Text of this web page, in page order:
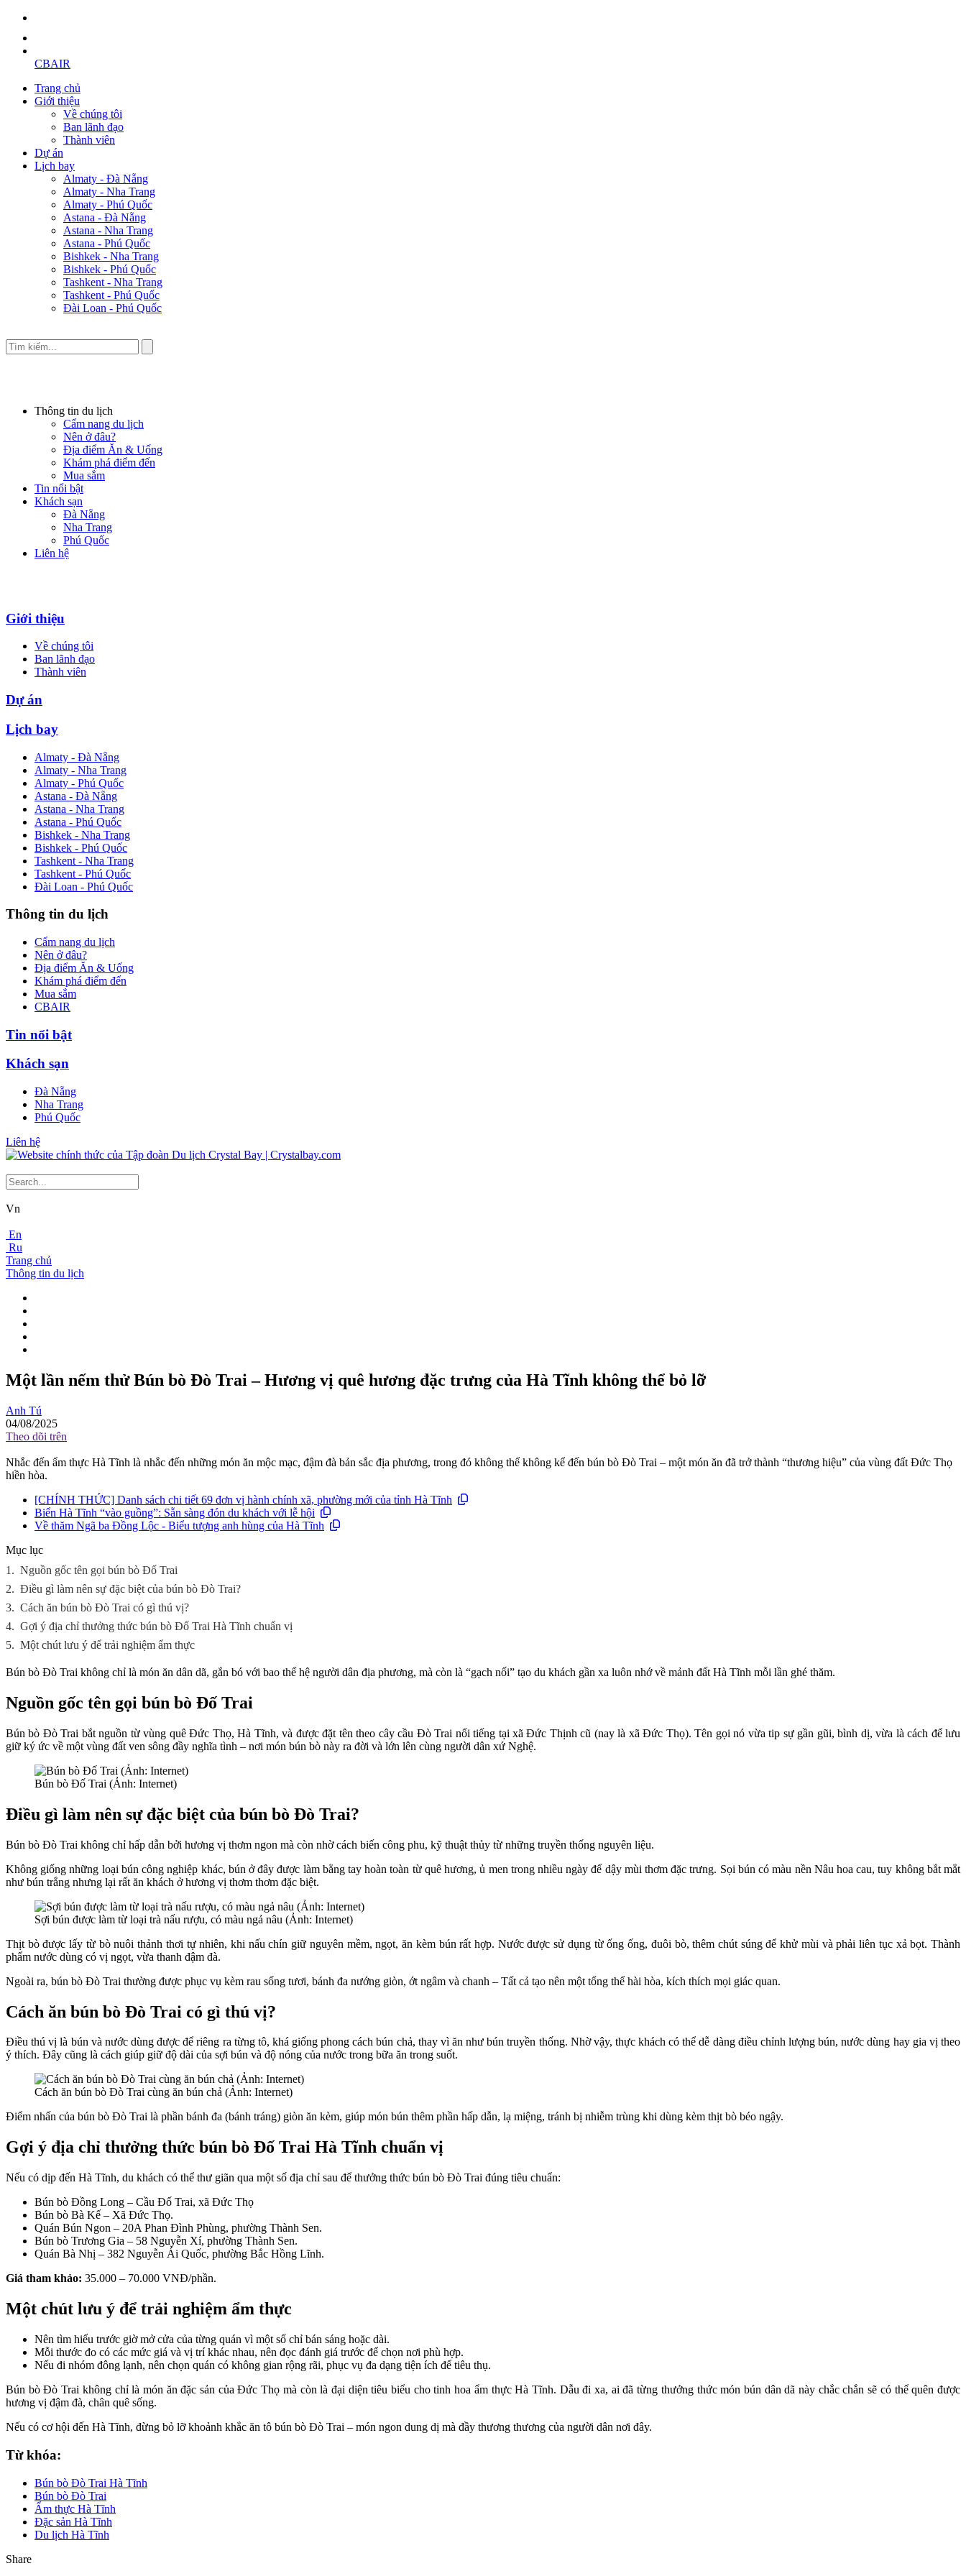
CBAIR
Trang chủ
Giới thiệu
Về chúng tôi
Ban lãnh đạo
Thành viên
Dự án
Lịch bay
Almaty - Đà Nẵng
Almaty - Nha Trang
Almaty - Phú Quốc
Astana - Đà Nẵng
Astana - Nha Trang
Astana - Phú Quốc
Bishkek - Nha Trang
Bishkek - Phú Quốc
Tashkent - Nha Trang
Tashkent - Phú Quốc
Đài Loan - Phú Quốc
Thông tin du lịch
Cẩm nang du lịch
Nên ở đâu?
Địa điểm Ăn & Uống
Khám phá điểm đến
Mua sắm
Tin nổi bật
Khách sạn
Đà Nẵng
Nha Trang
Phú Quốc
Liên hệ
Giới thiệu
Về chúng tôi
Ban lãnh đạo
Thành viên
Dự án
Lịch bay
Almaty - Đà Nẵng
Almaty - Nha Trang
Almaty - Phú Quốc
Astana - Đà Nẵng
Astana - Nha Trang
Astana - Phú Quốc
Bishkek - Nha Trang
Bishkek - Phú Quốc
Tashkent - Nha Trang
Tashkent - Phú Quốc
Đài Loan - Phú Quốc
Thông tin du lịch
Cẩm nang du lịch
Nên ở đâu?
Địa điểm Ăn & Uống
Khám phá điểm đến
Mua sắm
CBAIR
Tin nổi bật
Khách sạn
Đà Nẵng
Nha Trang
Phú Quốc
Liên hệ
Vn
En
Ru
Trang chủ
Thông tin du lịch
Một lần nếm thử Bún bò Đò Trai – Hương vị quê hương đặc trưng của Hà Tĩnh không thể bỏ lỡ
Anh Tú
04/08/2025
Theo dõi trên
Nhắc đến ẩm thực Hà Tĩnh là nhắc đến những món ăn mộc mạc, đậm đà bản sắc địa phương, trong đó không thể không kể đến bún bò Đò Trai – một món ăn đã trở thành “thương hiệu” của vùng đất Đức Thọ
hiền hòa.
[CHÍNH THỨC] Danh sách chi tiết 69 đơn vị hành chính xã, phường mới của tỉnh Hà Tĩnh
Biển Hà Tĩnh “vào guồng”: Sẵn sàng đón du khách với lễ hội
Về thăm Ngã ba Đồng Lộc - Biểu tượng anh hùng của Hà Tĩnh
Mục lục
1. Nguồn gốc tên gọi bún bò Đố Trai
2. Điều gì làm nên sự đặc biệt của bún bò Đò Trai?
3. Cách ăn bún bò Đò Trai có gì thú vị?
4. Gợi ý địa chỉ thưởng thức bún bò Đố Trai Hà Tĩnh chuẩn vị
5. Một chút lưu ý để trải nghiệm ẩm thực
Bún bò Đò Trai không chỉ là món ăn dân dã, gắn bó với bao thế hệ người dân địa phương, mà còn là “gạch nối” tạo du khách gần xa luôn nhớ về mảnh đất Hà Tĩnh mỗi lần ghé thăm.
Nguồn gốc tên gọi bún bò Đố Trai
Bún bò Đò Trai bắt nguồn từ vùng quê Đức Thọ, Hà Tĩnh, và được đặt tên theo cây cầu Đò Trai nổi tiếng tại xã Đức Thịnh cũ (nay là xã Đức Thọ). Tên gọi nó vừa tip sự gần gũi, bình dị, vừa là cách để lưu
giữ ký ức về một vùng đất ven sông đầy nghĩa tình – nơi món bún bò này ra đời và lớn lên cùng người dân xứ Nghệ.
Bún bò Đố Trai (Ảnh: Internet)
Điều gì làm nên sự đặc biệt của bún bò Đò Trai?
Bún bò Đò Trai không chỉ hấp dẫn bởi hương vị thơm ngon mà còn nhờ cách biến công phu, kỹ thuật thủy từ những truyền thống nguyên liệu.
Không giống những loại bún công nghiệp khác, bún ở đây được làm bằng tay hoàn toàn từ quê hương, ủ men trong nhiều ngày để dậy mùi thơm đặc trưng. Sọi bún có màu nền Nâu hoa cau, tuy không bắt mắt
như bún trắng nhưng lại rất ăn khách ở hương vị thơm thơm đặc biệt.
Sợi bún được làm từ loại trà nấu rượu, có màu ngả nâu (Ảnh: Internet)
Thịt bò được lấy từ bò nuôi thảnh thơi tự nhiên, khi nấu chín giữ nguyên mềm, ngọt, ăn kèm bún rất hợp. Nước được sử dụng từ ống ống, đuôi bò, thêm chút súng để khử mùi và phải liên tục xả bọt. Thành
phẩm nước dùng có vị ngọt, vừa thanh đậm đà.
Ngoài ra, bún bò Đò Trai thường được phục vụ kèm rau sống tươi, bánh đa nướng giòn, ớt ngâm và chanh – Tất cả tạo nên một tổng thể hài hòa, kích thích mọi giác quan.
Cách ăn bún bò Đò Trai có gì thú vị?
Điều thú vị là bún và nước dùng được để riêng ra từng tô, khá giống phong cách bún chả, thay vì ăn như bún truyền thống. Nhờ vậy, thực khách có thể dễ dàng điều chỉnh lượng bún, nước dùng hay gia vị theo
ý thích. Đây cũng là cách giúp giữ độ dài của sợi bún và độ nóng của nước trong bữa ăn trong suốt.
Cách ăn bún bò Đò Trai cùng ăn bún chả (Ảnh: Internet)
Điểm nhấn của bún bò Đò Trai là phần bánh đa (bánh tráng) giòn ăn kèm, giúp món bún thêm phần hấp dẫn, lạ miệng, tránh bị nhiễm trùng khi dùng kèm thịt bò béo ngậy.
Gợi ý địa chỉ thưởng thức bún bò Đố Trai Hà Tĩnh chuẩn vị
Nếu có dịp đến Hà Tĩnh, du khách có thể thư giãn qua một số địa chỉ sau để thưởng thức bún bò Đò Trai đúng tiêu chuẩn:
Bún bò Đồng Long – Cầu Đố Trai, xã Đức Thọ
Bún bò Bà Kế – Xã Đức Thọ.
Quán Bún Ngon – 20A Phan Đình Phùng, phường Thành Sen.
Bún bò Trương Gia – 58 Nguyễn Xí, phường Thành Sen.
Quán Bà Nhị – 382 Nguyễn Ái Quốc, phường Bắc Hồng Lĩnh.
Giá tham khảo: 35.000 – 70.000 VNĐ/phần.
Một chút lưu ý để trải nghiệm ẩm thực
Nên tìm hiểu trước giờ mở cửa của từng quán vì một số chỉ bán sáng hoặc dài.
Mỗi thước đo có các mức giá và vị trí khác nhau, nên đọc đánh giá trước để chọn nơi phù hợp.
Nếu đi nhóm đông lạnh, nên chọn quán có không gian rộng rãi, phục vụ đa dạng tiện ích để tiêu thụ.
Bún bò Đò Trai không chỉ là món ăn đặc sản của Đức Thọ mà còn là đại diện tiêu biểu cho tinh hoa ẩm thực Hà Tĩnh. Dẫu đi xa, ai đã từng thưởng thức món bún dân dã này chắc chắn sẽ có thể quên được
hương vị đậm đà, chân quê sống.
Nếu có cơ hội đến Hà Tĩnh, đừng bỏ lỡ khoảnh khắc ăn tô bún bò Đò Trai – món ngon dung dị mà đầy thương thương của người dân nơi đây.
Từ khóa:
Bún bò Đò Trai Hà Tĩnh
Bún bò Đò Trai
Ẩm thực Hà Tĩnh
Đặc sản Hà Tĩnh
Du lịch Hà Tĩnh
Share